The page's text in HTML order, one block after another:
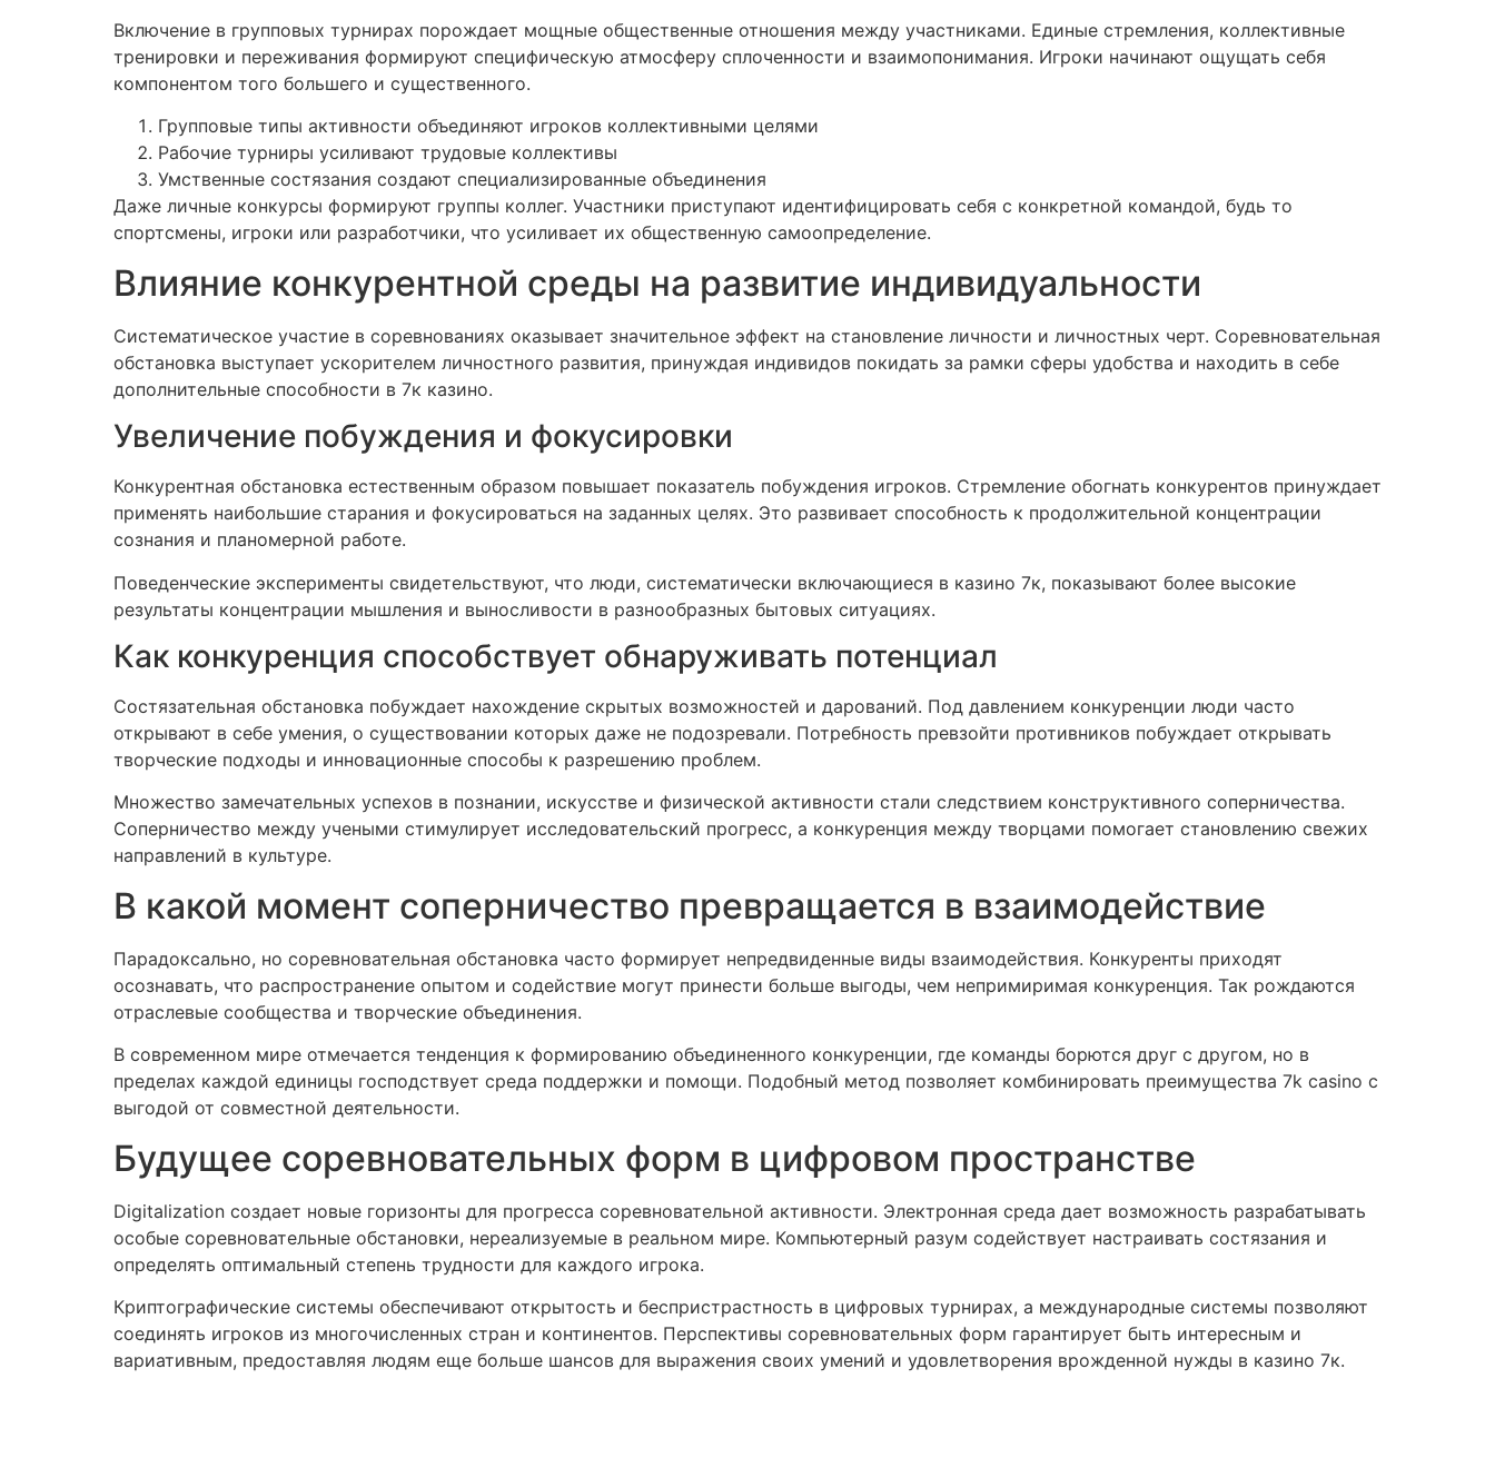
Включение в групповых турнирах порождает мощные общественные отношения между участниками. Единые стремления, коллективные
тренировки и переживания формируют специфическую атмосферу сплоченности и взаимопонимания. Игроки начинают ощущать себя
компонентом того большего и существенного.
Групповые типы активности объединяют игроков коллективными целями
Рабочие турниры усиливают трудовые коллективы
Умственные состязания создают специализированные объединения
Даже личные конкурсы формируют группы коллег. Участники приступают идентифицировать себя с конкретной командой, будь то
спортсмены, игроки или разработчики, что усиливает их общественную самоопределение.
Влияние конкурентной среды на развитие индивидуальности
Систематическое участие в соревнованиях оказывает значительное эффект на становление личности и личностных черт. Соревновательная
обстановка выступает ускорителем личностного развития, принуждая индивидов покидать за рамки сферы удобства и находить в себе
дополнительные способности в 7к казино.
Увеличение побуждения и фокусировки
Конкурентная обстановка естественным образом повышает показатель побуждения игроков. Стремление обогнать конкурентов принуждает
применять наибольшие старания и фокусироваться на заданных целях. Это развивает способность к продолжительной концентрации
сознания и планомерной работе.
Поведенческие эксперименты свидетельствуют, что люди, систематически включающиеся в казино 7к, показывают более высокие
результаты концентрации мышления и выносливости в разнообразных бытовых ситуациях.
Как конкуренция способствует обнаруживать потенциал
Состязательная обстановка побуждает нахождение скрытых возможностей и дарований. Под давлением конкуренции люди часто
открывают в себе умения, о существовании которых даже не подозревали. Потребность превзойти противников побуждает открывать
творческие подходы и инновационные способы к разрешению проблем.
Множество замечательных успехов в познании, искусстве и физической активности стали следствием конструктивного соперничества.
Соперничество между учеными стимулирует исследовательский прогресс, а конкуренция между творцами помогает становлению свежих
направлений в культуре.
В какой момент соперничество превращается в взаимодействие
Парадоксально, но соревновательная обстановка часто формирует непредвиденные виды взаимодействия. Конкуренты приходят
осознавать, что распространение опытом и содействие могут принести больше выгоды, чем непримиримая конкуренция. Так рождаются
отраслевые сообщества и творческие объединения.
В современном мире отмечается тенденция к формированию объединенного конкуренции, где команды борются друг с другом, но в
пределах каждой единицы господствует среда поддержки и помощи. Подобный метод позволяет комбинировать преимущества 7k casino с
выгодой от совместной деятельности.
Будущее соревновательных форм в цифровом пространстве
Digitalization создает новые горизонты для прогресса соревновательной активности. Электронная среда дает возможность разрабатывать
особые соревновательные обстановки, нереализуемые в реальном мире. Компьютерный разум содействует настраивать состязания и
определять оптимальный степень трудности для каждого игрока.
Криптографические системы обеспечивают открытость и беспристрастность в цифровых турнирах, а международные системы позволяют
соединять игроков из многочисленных стран и континентов. Перспективы соревновательных форм гарантирует быть интересным и
вариативным, предоставляя людям еще больше шансов для выражения своих умений и удовлетворения врожденной нужды в казино 7к.